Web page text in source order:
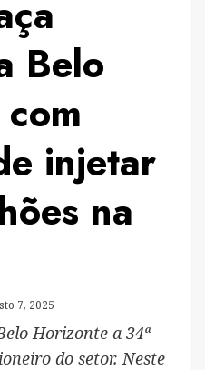
Belo
injetar
na
7, 2025
Horizonte a 34ª
do setor. Neste